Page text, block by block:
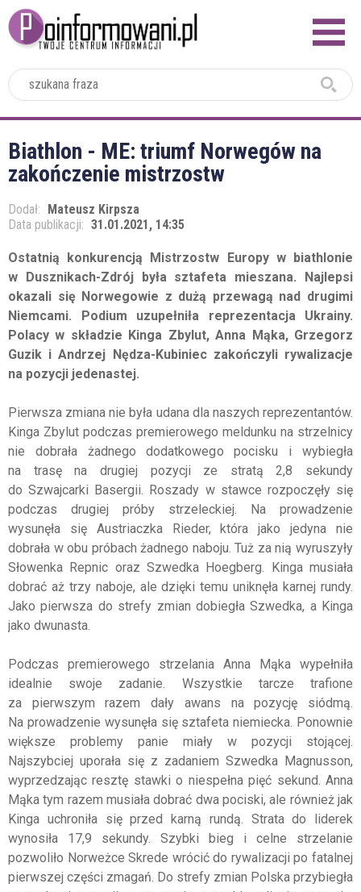
Biathlon - ME: triumf Norwegów na
zakończenie mistrzostw
Dodał: Mateusz Kirpsza
Data publikacji: 31.01.2021, 14:35
Ostatnią konkurencją Mistrzostw Europy w biathlonie
w Dusznikach-Zdrój była sztafeta mieszana. Najlepsi
okazali się Norwegowie z dużą przewagą nad drugimi
Niemcami. Podium uzupełniła reprezentacja Ukrainy.
Polacy w składzie Kinga Zbylut, Anna Mąka, Grzegorz
Guzik i Andrzej Nędza-Kubiniec zakończyli rywalizacje
na pozycji jedenastej.
Pierwsza zmiana nie była udana dla naszych reprezentantów.
Kinga Zbylut podczas premierowego meldunku na strzelnicy
nie dobrała żadnego dodatkowego pocisku i wybiegła
na trasę na drugiej pozycji ze stratą 2,8 sekundy
do Szwajcarki Basergii. Roszady w stawce rozpoczęły się
podczas drugiej próby strzeleckiej. Na prowadzenie
wysunęła się Austriaczka Rieder, która jako jedyna nie
dobrała w obu próbach żadnego naboju. Tuż za nią wyruszyły
Słowenka Repnic oraz Szwedka Hoegberg. Kinga musiała
dobrać aż trzy naboje, ale dzięki temu uniknęła karnej rundy.
Jako pierwsza do strefy zmian dobiegła Szwedka, a Kinga
jako dwunasta.
Podczas premierowego strzelania Anna Mąka wypełniła
idealnie swoje zadanie. Wszystkie tarcze trafione
za pierwszym razem dały awans na pozycję siódmą.
Na prowadzenie wysunęła się sztafeta niemiecka. Ponownie
większe problemy panie miały w pozycji stojącej.
Najszybciej uporała się z zadaniem Szwedka Magnusson,
wyprzedzając resztę stawki o niespełna pięć sekund. Anna
Mąka tym razem musiała dobrać dwa pociski, ale również jak
Kinga uchroniła się przed karną rundą. Strata do liderek
wynosiła 17,9 sekundy. Szybki bieg i celne strzelanie
pozwoliło Norweżce Skrede wrócić do rywalizacji po fatalnej
pierwszej części zmagań. Do strefy zmian Polska przybiegła